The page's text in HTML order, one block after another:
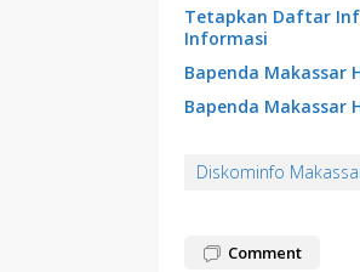
Tetapkan Daftar
Informasi
Bapenda Makassar
Bapenda Makassar
Diskominfo
Comment